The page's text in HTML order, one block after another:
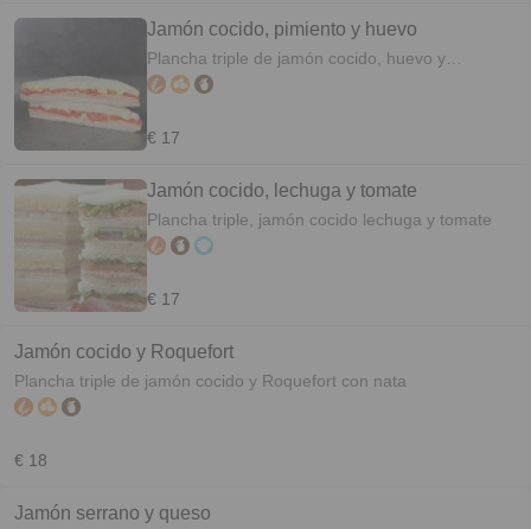
Jamón cocido, pimiento y huevo
Plancha triple de jamón cocido, huevo y
pimientos
€ 17
Jamón cocido, lechuga y tomate
Plancha triple, jamón cocido lechuga y tomate
€ 17
Jamón cocido y Roquefort
Plancha triple de jamón cocido y Roquefort con nata
€ 18
Jamón serrano y queso